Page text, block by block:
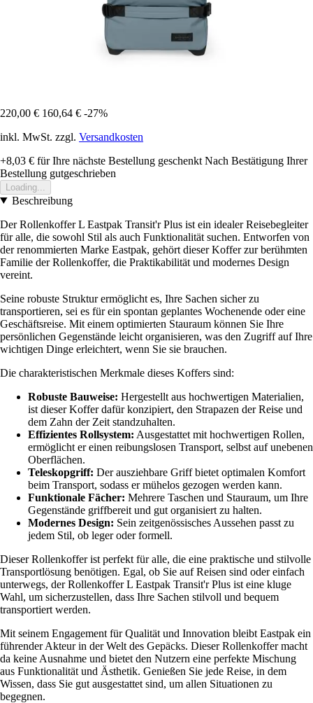
220,00 € 160,64 € -27%
inkl. MwSt. zzgl. Versandkosten
+8,03 € für Ihre nächste Bestellung geschenkt Nach Bestätigung Ihrer
Bestellung gutgeschrieben
Loading...
Beschreibung
Der Rollenkoffer L Eastpak Transit'r Plus ist ein idealer Reisebegleiter
für alle, die sowohl Stil als auch Funktionalität suchen. Entworfen von
der renommierten Marke Eastpak, gehört dieser Koffer zur berühmten
Familie der Rollenkoffer, die Praktikabilität und modernes Design
vereint.
Seine robuste Struktur ermöglicht es, Ihre Sachen sicher zu
transportieren, sei es für ein spontan geplantes Wochenende oder eine
Geschäftsreise. Mit einem optimierten Stauraum können Sie Ihre
persönlichen Gegenstände leicht organisieren, was den Zugriff auf Ihre
wichtigen Dinge erleichtert, wenn Sie sie brauchen.
Die charakteristischen Merkmale dieses Koffers sind:
Robuste Bauweise: Hergestellt aus hochwertigen Materialien,
ist dieser Koffer dafür konzipiert, den Strapazen der Reise und
dem Zahn der Zeit standzuhalten.
Effizientes Rollsystem: Ausgestattet mit hochwertigen Rollen,
ermöglicht er einen reibungslosen Transport, selbst auf unebenen
Oberflächen.
Teleskopgriff: Der ausziehbare Griff bietet optimalen Komfort
beim Transport, sodass er mühelos gezogen werden kann.
Funktionale Fächer: Mehrere Taschen und Stauraum, um Ihre
Gegenstände griffbereit und gut organisiert zu halten.
Modernes Design: Sein zeitgenössisches Aussehen passt zu
jedem Stil, ob leger oder formell.
Dieser Rollenkoffer ist perfekt für alle, die eine praktische und stilvolle
Transportlösung benötigen. Egal, ob Sie auf Reisen sind oder einfach
unterwegs, der Rollenkoffer L Eastpak Transit'r Plus ist eine kluge
Wahl, um sicherzustellen, dass Ihre Sachen stilvoll und bequem
transportiert werden.
Mit seinem Engagement für Qualität und Innovation bleibt Eastpak ein
führender Akteur in der Welt des Gepäcks. Dieser Rollenkoffer macht
da keine Ausnahme und bietet den Nutzern eine perfekte Mischung
aus Funktionalität und Ästhetik. Genießen Sie jede Reise, in dem
Wissen, dass Sie gut ausgestattet sind, um allen Situationen zu
begegnen.